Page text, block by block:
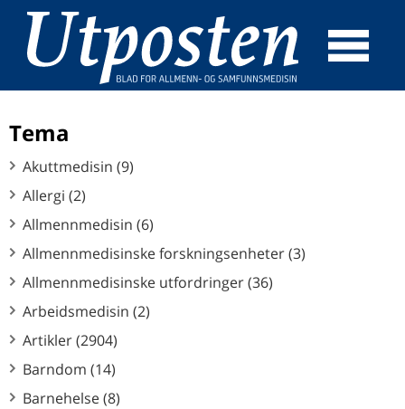
☰
Tema
Akuttmedisin (9)
Allergi (2)
Allmennmedisin (6)
Allmennmedisinske forskningsenheter (3)
Allmennmedisinske utfordringer (36)
Arbeidsmedisin (2)
Artikler (2904)
Barndom (14)
Barnehelse (8)